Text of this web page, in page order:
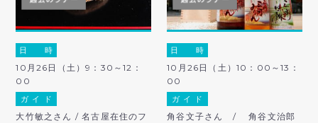
日 時
10月26日（土）9：30～12：
00
ガ イ ド
大竹敏之さん / 名古屋在住のフ
日 時
10月26日（土）10：00～13：
00
ガ イ ド
角谷文子さん / 角谷文治郎